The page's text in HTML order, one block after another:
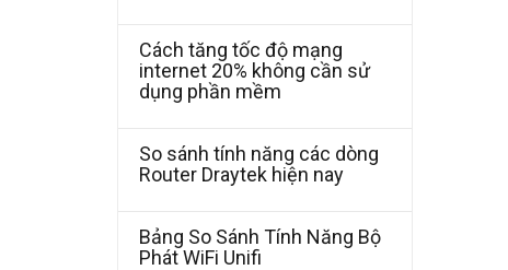
Cách tăng tốc độ mạng
internet 20% không cần sử
dụng phần mềm
So sánh tính năng các dòng
Router Draytek hiện nay
Bảng So Sánh Tính Năng Bộ
Phát WiFi Unifi